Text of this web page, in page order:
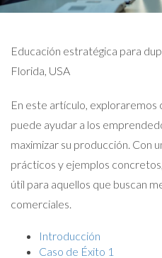
Educación estratégica para
Florida, USA
En este artículo,
puede ayudar a los
maximizar su producción. Con
prácticos y ejemplos
útil para aquellos que buscan
comerciales.
Introducción
Caso de Éxito 1